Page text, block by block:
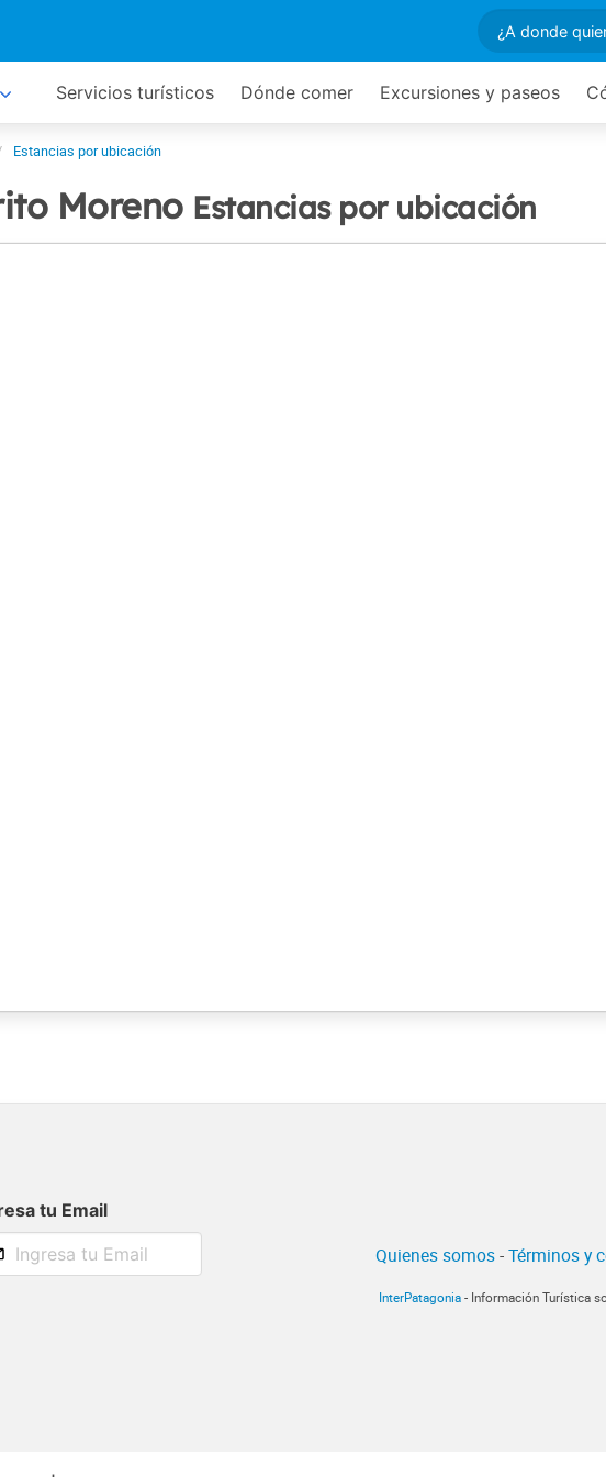
Servicios turísticos Dónde comer Excursiones y paseos
Estancias por ubicación
Moreno Estancias por ubicación
tu Email
Quienes somos-Términos y
InterPatagonia - Información Turística